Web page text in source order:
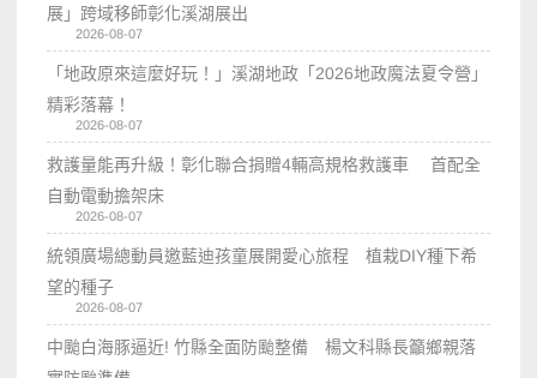
展」跨域移師彰化溪湖展出
2026-08-07
「地政原來這麼好玩！」溪湖地政「2026地政魔法夏令營」
精彩落幕！
2026-08-07
救護量能再升級！彰化聯合捐贈4輛高規格救護車 首配全
自動電動擔架床
2026-08-07
統領廣場總動員邀藍迪孩童展開愛心旅程 植栽DIY種下希
望的種子
2026-08-07
中颱白海豚逼近! 竹縣全面防颱整備 楊文科縣長籲鄉親落